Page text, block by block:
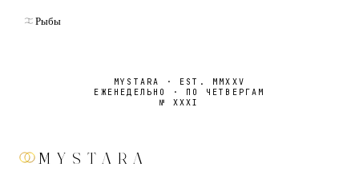
Рыбы
MYSTARA · EST. MMXXV
ЕЖЕНЕДЕЛЬНО · ПО ЧЕТВЕРГАМ
№ XXXI
MYSTARA